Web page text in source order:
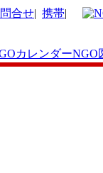
合せ| 携帯|
カレンダーNGO